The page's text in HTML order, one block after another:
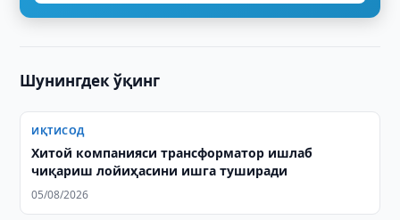
Шунингдек ўқинг
ИҚТИСОД
Хитой компанияси трансформатор ишлаб
чиқариш лойиҳасини ишга туширади
05/08/2026